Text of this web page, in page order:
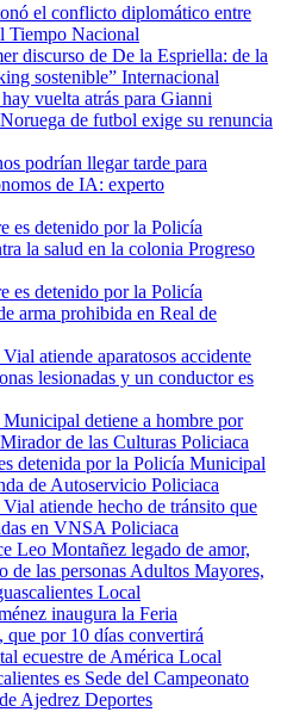
el conflicto diplomático entre
Tiempo Nacional
discurso de De la Espriella: de la
sostenible” Internacional
hay vuelta atrás para Gianni
de futbol exige su renuncia
podrían llegar tarde para
de IA: experto
es detenido por la Policía
la salud en la colonia Progreso
es detenido por la Policía
arma prohibida en Real de
atiende aparatosos accidente
lesionadas y un conductor es
detiene a hombre por
de las Culturas Policiaca
detenida por la Policía Municipal
de Autoservicio Policiaca
atiende hecho de tránsito que
en VNSA Policiaca
Leo Montañez legado de amor,
de las personas Adultos Mayores,
Local
inaugura la Feria
por 10 días convertirá
ecuestre de América Local
es Sede del Campeonato
Ajedrez Deportes